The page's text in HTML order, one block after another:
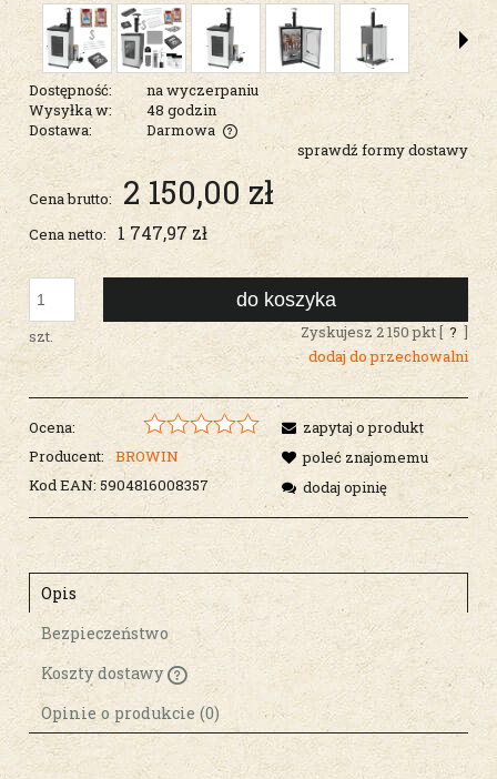
Dostępność:
na wyczerpaniu
Wysyłka w:
48 godzin
Dostawa:
Darmowa
Cena nie zawiera ewentualnych kosztów płatności
sprawdź formy dostawy
Cena brutto: 2 150,00 zł
Cena netto: 1 747,97 zł
szt.
do koszyka
Zyskujesz 2 150pkt [ ? ]
dodaj do przechowalni
Ocena:
Producent: BROWIN
Kod EAN: 5904816008357
zapytaj o produkt
poleć znajomemu
dodaj opinię
Opis
Bezpieczeństwo
Koszty dostawy
Cena nie zawiera ewentualnych kosztów
płatności
Opinie o produkcie (0)